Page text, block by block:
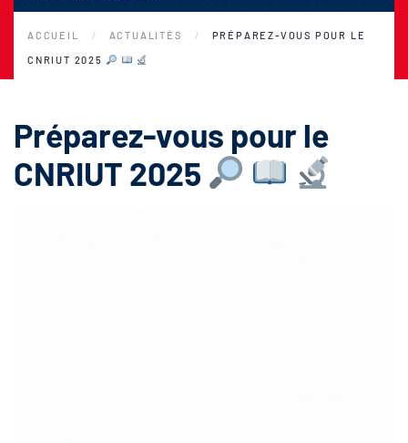
ACCUEIL ACTUALITÉS PRÉPAREZ-VOUS POUR LE
CNRIUT 2025
Préparez-vous pour le
CNRIUT 2025